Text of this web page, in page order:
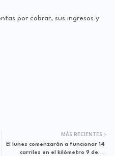
por cobrar, sus ingresos y
MÁS RECIENTES
El lunes comenzarán a funcionar 14
carriles en el kilómetro 9 de la